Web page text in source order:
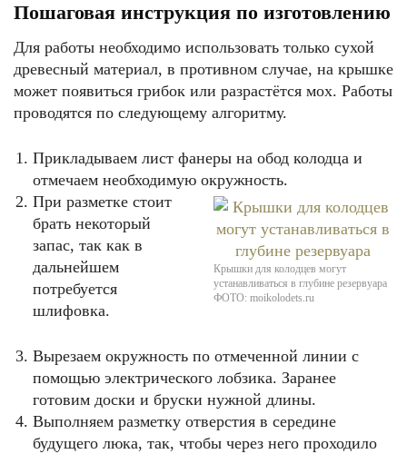
Пошаговая инструкция по изготовлению
Для работы необходимо использовать только сухой
древесный материал, в противном случае, на крышке
может появиться грибок или разрастётся мох. Работы
проводятся по следующему алгоритму.
Прикладываем лист фанеры на обод колодца и
отмечаем необходимую окружность.
Крышки для колодцев могут
устанавливаться в глубине резервуара
ФОТО: moikolodets.ru
При разметке стоит
брать некоторый
запас, так как в
дальнейшем
потребуется
шлифовка.
Вырезаем окружность по отмеченной линии с
помощью электрического лобзика. Заранее
готовим доски и бруски нужной длины.
Выполняем разметку отверстия в середине
будущего люка, так, чтобы через него проходило